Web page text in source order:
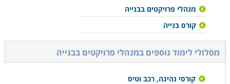
מנהלי פרויקטים בבנייה
קורס בנייה
מסלולי לימוד נוספים במנהלי פרויקטים בבנייה
קורסי נהיגה, רכב וטיס